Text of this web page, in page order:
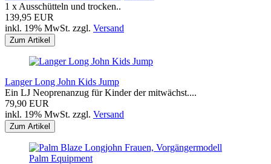
1 x Ausschütteln und trocken..
139,95 EUR
inkl. 19% MwSt. zzgl. Versand
Zum Artikel
Langer Long John Kids Jump
Ein LJ Neoprenanzug für Kinder der mitwächst....
79,90 EUR
inkl. 19% MwSt. zzgl. Versand
Zum Artikel
Palm Equipment